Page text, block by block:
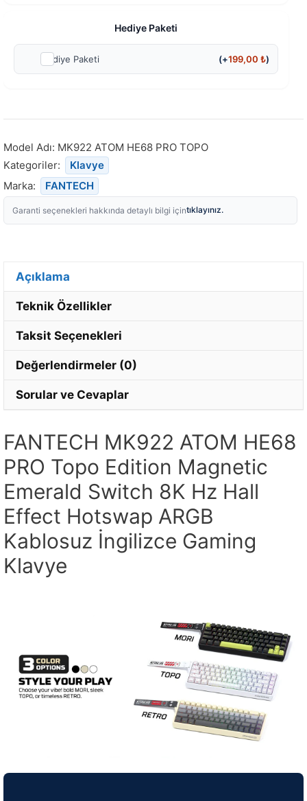
Hediye Paketi
Hediye Paketi (+199,00₺)
Model Adı: MK922 ATOM HE68 PRO TOPO
Kategoriler:
Klavye
Marka:
FANTECH
Garanti seçenekleri hakkında detaylı bilgi içintıklayınız.
Açıklama
Teknik Özellikler
Taksit Seçenekleri
Değerlendirmeler (0)
Sorular ve Cevaplar
FANTECH MK922 ATOM HE68
PRO Topo Edition Magnetic
Emerald Switch 8K Hz Hall
Effect Hotswap ARGB
Kablosuz İngilizce Gaming
Klavye